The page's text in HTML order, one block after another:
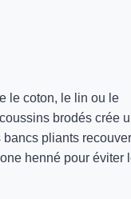
le coton, le lin ou le
brodés crée
pliants
henné pour éviter